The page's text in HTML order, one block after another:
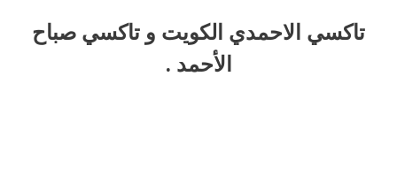
تاكسي الاحمدي الكويت و تاكسي صباح
الأحمد .